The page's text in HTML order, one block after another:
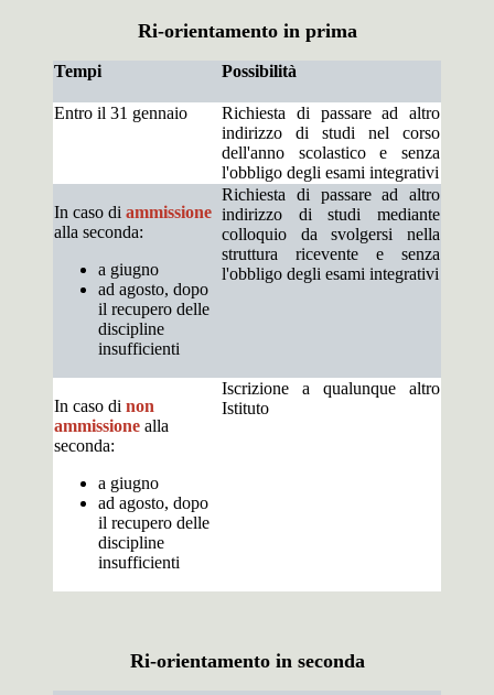
Ri-orientamento in prima
Tempi Possibilità
Entro il 31 gennaio
Richiesta di passare ad altro
indirizzo di studi nel corso
dell'anno scolastico e senza
l'obbligo degli esami integrativi
In caso di ammissione
alla seconda:
a giugno
ad agosto, dopo
il recupero delle
discipline
insufficienti
Richiesta di passare ad altro
indirizzo di studi mediante
colloquio da svolgersi nella
struttura ricevente e senza
l'obbligo degli esami integrativi
In caso di non
ammissione alla
seconda:
a giugno
ad agosto, dopo
il recupero delle
discipline
insufficienti
Iscrizione a qualunque altro
Istituto
Ri-orientamento in seconda